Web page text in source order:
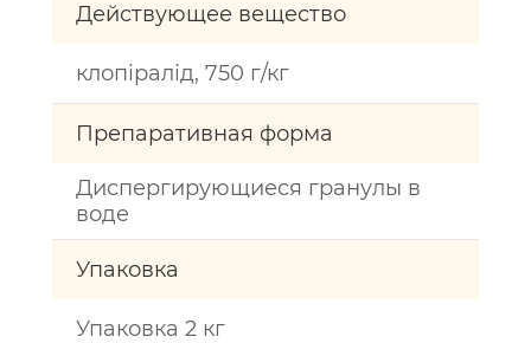
Действующее вещество
клопіралід, 750 г/кг
Препаративная форма
Диспергирующиеся гранулы в
воде
Упаковка
Упаковка 2 кг